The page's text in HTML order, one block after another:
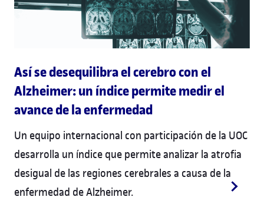
Así se desequilibra el cerebro con el
Alzheimer: un índice permite medir el
avance de la enfermedad
Un equipo internacional con participación de la UOC
desarrolla un índice que permite analizar la atrofia
desigual de las regiones cerebrales a causa de la
enfermedad de Alzheimer.